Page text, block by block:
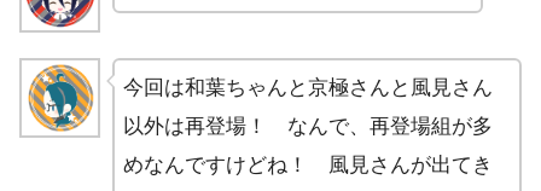
今回は和葉ちゃんと京極さんと風見さん
以外は再登場！ なんで、再登場組が多
めなんですけどね！ 風見さんが出てき